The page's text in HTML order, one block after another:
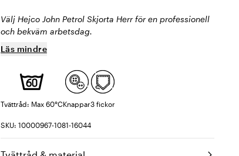
Välj Hejco John Petrol Skjorta Herr för en professionell
och bekväm arbetsdag.
Läs mindre
Tvättråd: Max 60°CKnappar3 fickor
SKU: 10000967-1081-16044